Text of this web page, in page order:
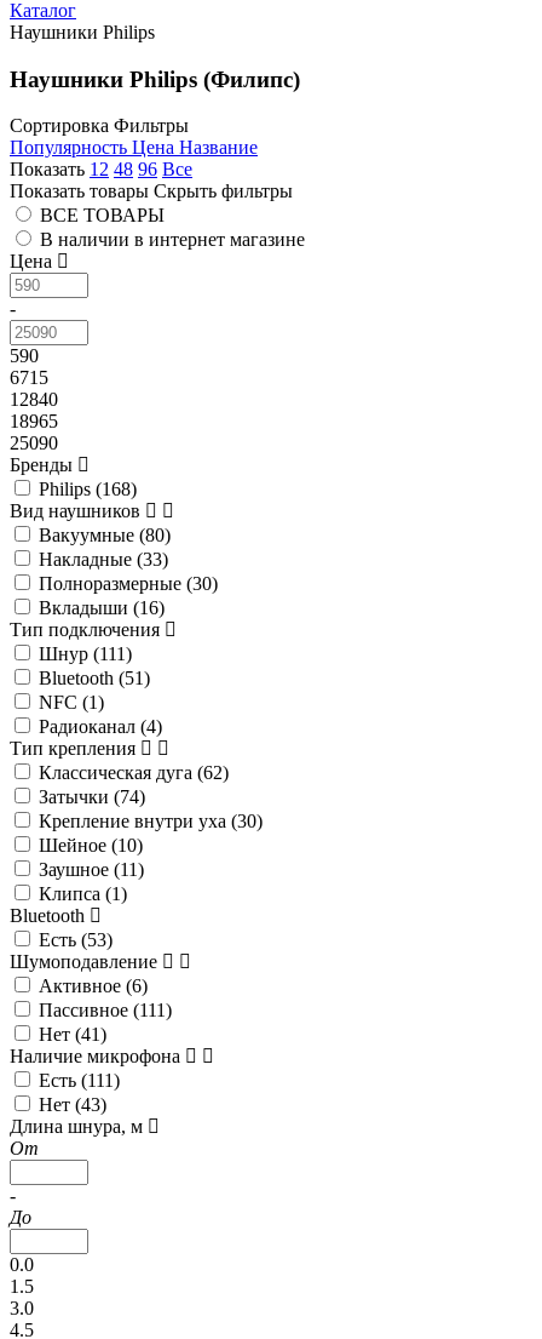
Каталог
Наушники Philips
Наушники Philips (Филипс)
Сортировка Фильтры
Популярность Цена Название
Показать 12 48 96 Все
Показать товары Скрыть фильтры
ВСЕ ТОВАРЫ
В наличии в интернет магазине
Цена
-
590
6715
12840
18965
25090
Бренды
Philips (168)
Вид наушников
Вакуумные (80)
Накладные (33)
Полноразмерные (30)
Вкладыши (16)
Тип подключения
Шнур (111)
Bluetooth (51)
NFC (1)
Радиоканал (4)
Тип крепления
Классическая дуга (62)
Затычки (74)
Крепление внутри уха (30)
Шейное (10)
Заушное (11)
Клипса (1)
Bluetooth
Есть (53)
Шумоподавление
Активное (6)
Пассивное (111)
Нет (41)
Наличие микрофона
Есть (111)
Нет (43)
Длина шнура, м
От
-
До
0.0
1.5
3.0
4.5